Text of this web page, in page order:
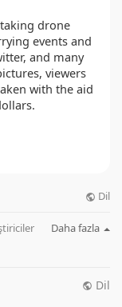
drone
events and
and many
viewers
with the aid
Dil
Daha fazla
Dil